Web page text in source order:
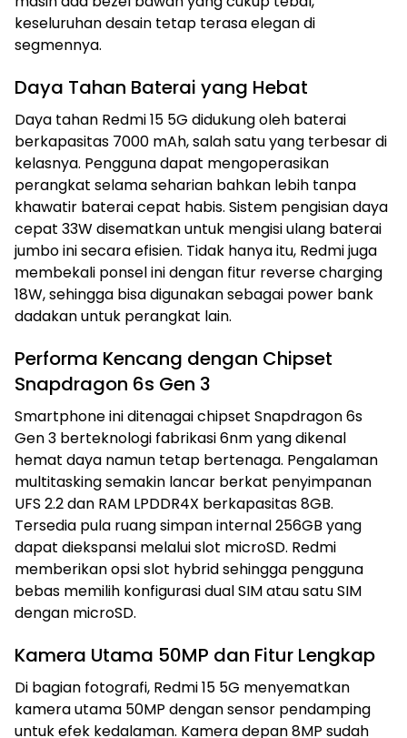
keseluruhan desain tetap terasa elegan di
segmennya.
Daya Tahan Baterai yang Hebat
Daya tahan Redmi 15 5G didukung oleh baterai
berkapasitas 7000 mAh, salah satu yang terbesar di
kelasnya. Pengguna dapat mengoperasikan
perangkat selama seharian bahkan lebih tanpa
khawatir baterai cepat habis. Sistem pengisian daya
cepat 33W disematkan untuk mengisi ulang baterai
jumbo ini secara efisien. Tidak hanya itu, Redmi juga
membekali ponsel ini dengan fitur reverse charging
18W, sehingga bisa digunakan sebagai power bank
dadakan untuk perangkat lain.
Performa Kencang dengan Chipset
Snapdragon 6s Gen 3
Smartphone ini ditenagai chipset Snapdragon 6s
Gen 3 berteknologi fabrikasi 6nm yang dikenal
hemat daya namun tetap bertenaga. Pengalaman
multitasking semakin lancar berkat penyimpanan
UFS 2.2 dan RAM LPDDR4X berkapasitas 8GB.
Tersedia pula ruang simpan internal 256GB yang
dapat diekspansi melalui slot microSD. Redmi
memberikan opsi slot hybrid sehingga pengguna
bebas memilih konfigurasi dual SIM atau satu SIM
dengan microSD.
Kamera Utama 50MP dan Fitur Lengkap
Di bagian fotografi, Redmi 15 5G menyematkan
kamera utama 50MP dengan sensor pendamping
untuk efek kedalaman. Kamera depan 8MP sudah